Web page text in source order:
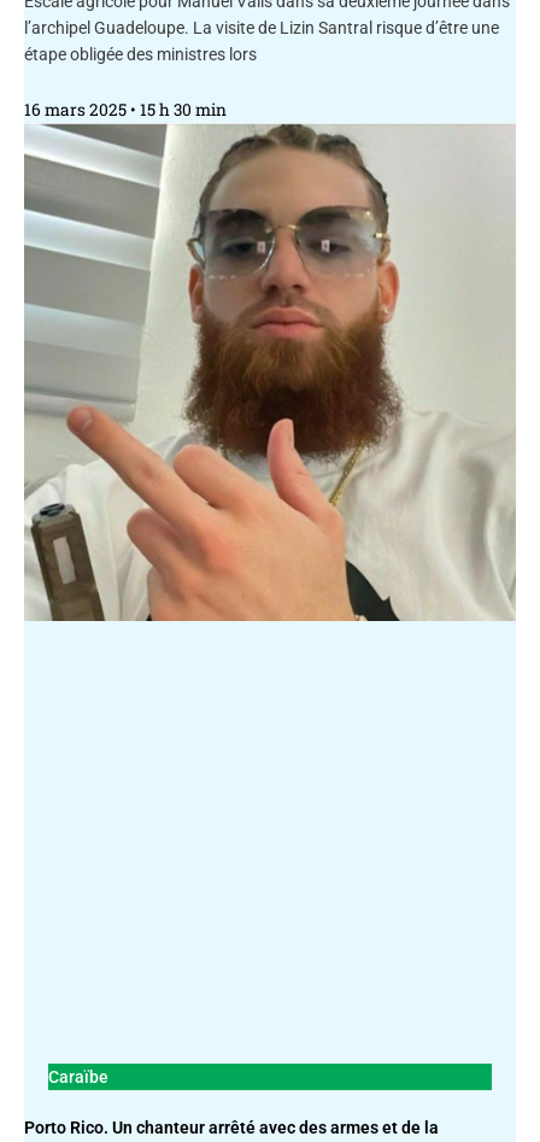
l’archipel Guadeloupe. La visite de Lizin Santral risque d’être une
étape obligée des ministres lors
16 mars 2025 15 h 30 min
Caraïbe
Porto Rico. Un chanteur arrêté avec des armes et de la